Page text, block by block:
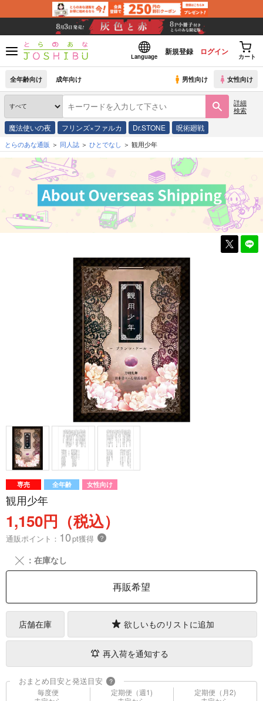
Language
新規登録 ログイン
カート
全年齢向け 成年向け 男性向け 女性向け
詳細
検索
魔法使いの夜 フリンズ×ファルカ Dr.STONE 呪術廻戦
とらのあな通販 同人誌 ひとでなし 観用少年
専売 全年齢 女性向け
観用少年
1,150円（税込）
通販ポイント： 10pt獲得 ？
╳ ：在庫なし
再販希望
店舗在庫 欲しいものリストに追加
再入荷を通知する
おまとめ目安と発送目安 ?
毎度便
定期便（週1)
定期便（月2)